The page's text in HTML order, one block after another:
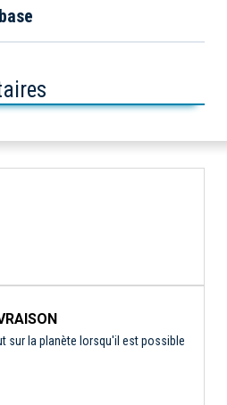
sur la planète lorsqu'il est possible